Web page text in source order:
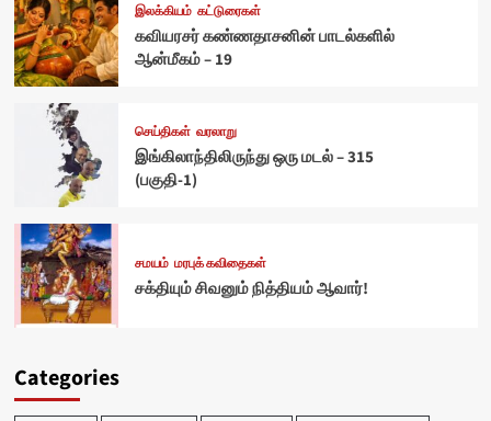
இலக்கியம் கட்டுரைகள்
கவியரசர் கண்ணதாசனின் பாடல்களில்
ஆன்மீகம் – 19
செய்திகள் வரலாறு
இங்கிலாந்திலிருந்து ஒரு மடல் – 315
(பகுதி-1)
சமயம் மரபுக் கவிதைகள்
சக்தியும் சிவனும் நித்தியம் ஆவார்!
Categories